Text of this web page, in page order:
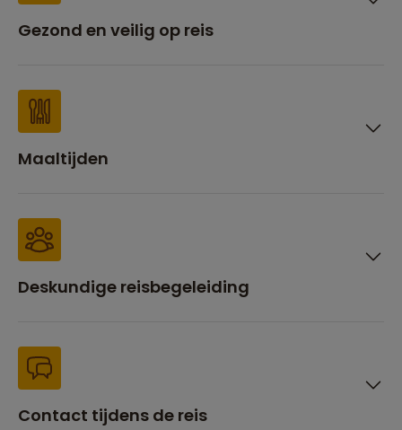
Gezond en veilig op reis
Maaltijden
Deskundige reisbegeleiding
Contact tijdens de reis